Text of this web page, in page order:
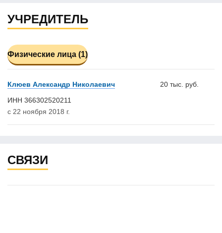
УЧРЕДИТЕЛЬ
Физические лица (1)
Клюев Александр Николаевич
ИНН 366302520211
с 22 ноября 2018 г.
20 тыс. руб.
СВЯЗИ